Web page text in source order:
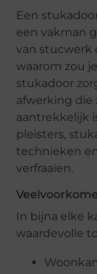
Een
een vakman
van stucwerk
waarom zou
stukadoor
afwerking die
aantrekkelijk
pleisters,
technieken
verfraaien.
In bijna elke
waardevolle